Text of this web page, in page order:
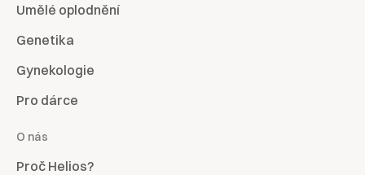
Umělé oplodnění
Genetika
Gynekologie
Pro dárce
O nás
Proč Helios?